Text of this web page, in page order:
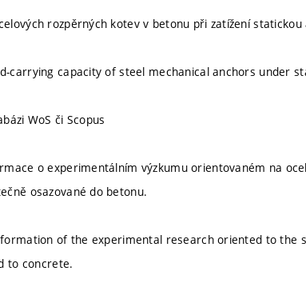
rozpěrných kotev v betonu při zatížení
carrying capacity of steel mechanical anchors under
WoS či Scopus
o experimentálním výzkumu orientovaném na
osazované do betonu.
of the experimental research oriented to the
to concrete.